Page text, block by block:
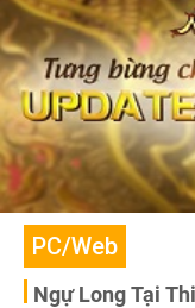
PC/Web
Ngự Long Tại